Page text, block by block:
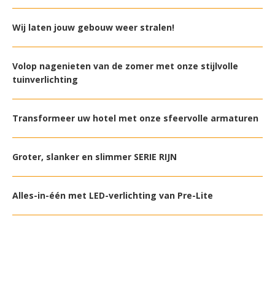
Wij laten jouw gebouw weer stralen!
Volop nagenieten van de zomer met onze stijlvolle
tuinverlichting
Transformeer uw hotel met onze sfeervolle armaturen
Groter, slanker en slimmer SERIE RIJN
Alles-in-één met LED-verlichting van Pre-Lite